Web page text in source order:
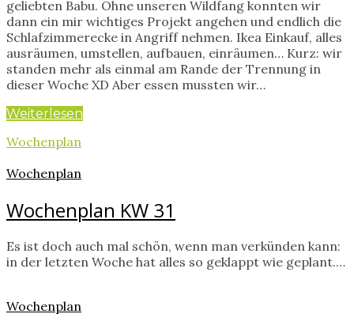
geliebten Babu. Ohne unseren Wildfang konnten wir
dann ein mir wichtiges Projekt angehen und endlich die
Schlafzimmerecke in Angriff nehmen. Ikea Einkauf, alles
ausräumen, umstellen, aufbauen, einräumen… Kurz: wir
standen mehr als einmal am Rande der Trennung in
dieser Woche XD Aber essen mussten wir…
Weiterlesen
Wochenplan
Wochenplan
Wochenplan KW 31
Es ist doch auch mal schön, wenn man verkünden kann:
in der letzten Woche hat alles so geklappt wie geplant.…
Wochenplan